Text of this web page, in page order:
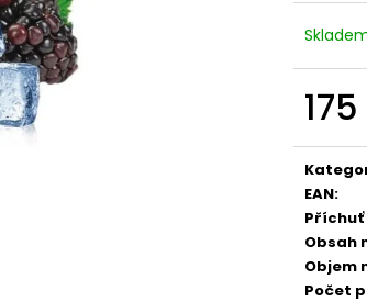
cena:
EAN:
Obsah
Objem
Počet
VENIX X2 COLA-X
79 Kč
Původně: